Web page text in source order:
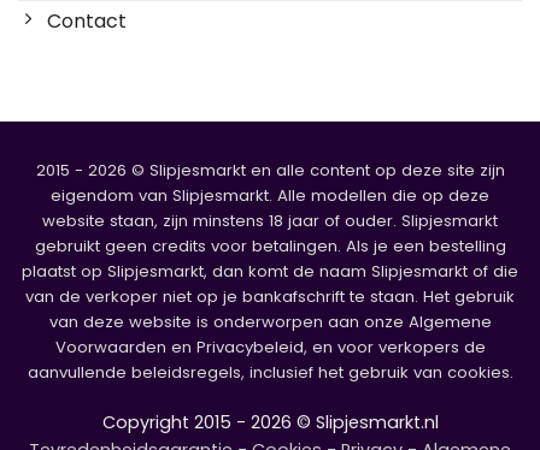
Contact
2015 - 2026 © Slipjesmarkt en alle content op deze site zijn
eigendom van Slipjesmarkt. Alle modellen die op deze
website staan, zijn minstens 18 jaar of ouder. Slipjesmarkt
gebruikt geen credits voor betalingen. Als je een bestelling
plaatst op Slipjesmarkt, dan komt de naam Slipjesmarkt of die
van de verkoper niet op je bankafschrift te staan. Het gebruik
van deze website is onderworpen aan onze Algemene
Voorwaarden en Privacybeleid, en voor verkopers de
aanvullende beleidsregels, inclusief het gebruik van cookies.
Copyright 2015 - 2026 © Slipjesmarkt.nl